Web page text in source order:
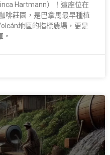
Hartmann）！這座位在
啡莊園，是巴拿馬最早種植
地區的指標農場，更是